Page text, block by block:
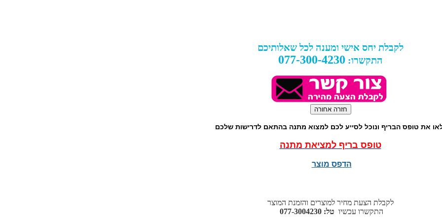
לקבלת יחס אישי ומענה לכל שאלותיכם
התקשרו: 077-300-4230
את טופס הבריף ונוכל לסייע לכם למצוא מתנה בהתאם לדרישות שלכם
טופס בריף למציאת מתנה
הדפס מוצר
התקשרו עכשיו טל: 077-3004230